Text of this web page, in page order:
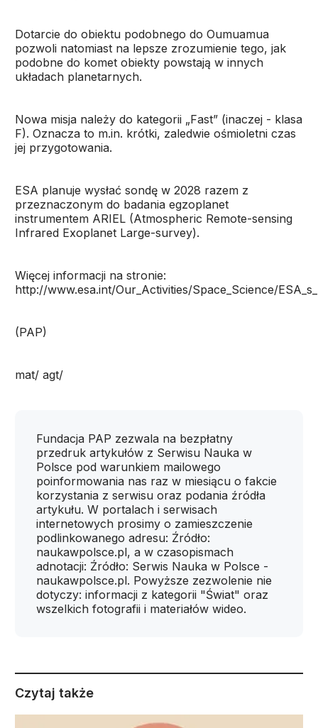
Dotarcie do obiektu podobnego do Oumuamua
pozwoli natomiast na lepsze zrozumienie tego, jak
podobne do komet obiekty powstają w innych
układach planetarnych.
Nowa misja należy do kategorii „Fast” (inaczej - klasa
F). Oznacza to m.in. krótki, zaledwie ośmioletni czas
jej przygotowania.
ESA planuje wysłać sondę w 2028 razem z
przeznaczonym do badania egzoplanet
instrumentem ARIEL (Atmospheric Remote-sensing
Infrared Exoplanet Large-survey).
Więcej informacji na stronie:
http://www.esa.int/Our_Activities/Space_Science/
(PAP)
mat/ agt/
Fundacja PAP zezwala na bezpłatny
przedruk artykułów z Serwisu Nauka w
Polsce pod warunkiem mailowego
poinformowania nas raz w miesiącu o fakcie
korzystania z serwisu oraz podania źródła
artykułu. W portalach i serwisach
internetowych prosimy o zamieszczenie
podlinkowanego adresu: Źródło:
naukawpolsce.pl, a w czasopismach
adnotacji: Źródło: Serwis Nauka w Polsce -
naukawpolsce.pl. Powyższe zezwolenie nie
dotyczy: informacji z kategorii "Świat" oraz
wszelkich fotografii i materiałów wideo.
Czytaj także